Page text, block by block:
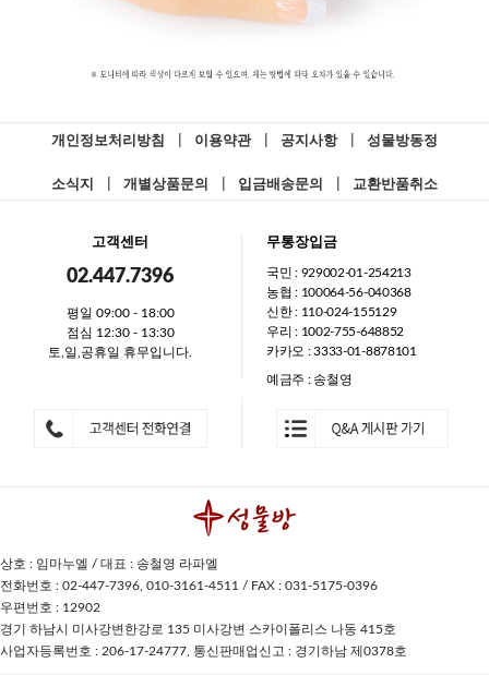
개인정보처리방침 이용약관 공지사항 성물방동정
소식지 개별상품문의 입금배송문의 교환반품취소
고객센터
02.447.7396
평일 09:00 - 18:00
점심 12:30 - 13:30
토,일,공휴일 휴무입니다.
무통장입금
국민 : 929002-01-254213
농협 : 100064-56-040368
신한 : 110-024-155129
우리 : 1002-755-648852
카카오 : 3333-01-8878101
예금주 : 송철영
상호 : 임마누엘 / 대표 : 송철영 라파엘
전화번호 : 02-447-7396, 010-3161-4511 / FAX : 031-5175-0396
우편번호 : 12902
경기 하남시 미사강변한강로 135 미사강변 스카이폴리스 나동 415호
사업자등록번호 : 206-17-24777, 통신판매업신고 : 경기하남 제0378호